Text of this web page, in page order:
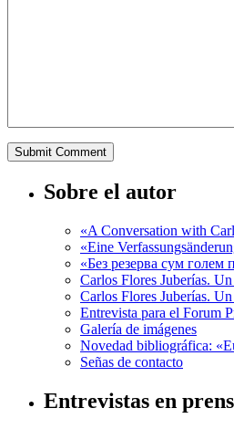
Sobre el autor
«A Conversation with
«Eine
«Без резерва сум голем
Carlos Flores Juberías.
Carlos Flores Juberías.
Entrevista para el Forum
Galería de imágenes
Novedad bibliográfica:
Señas de contacto
Entrevistas en